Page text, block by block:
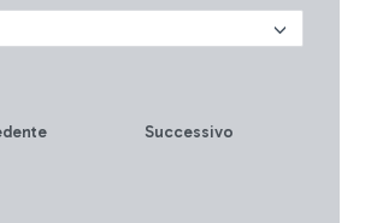
Successivo